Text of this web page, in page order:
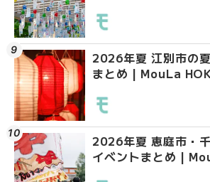
2026年夏 江別市の
まとめ | MouLa
2026年夏 恵庭市・
イベントまとめ |
ン
札
め
ン
札
め